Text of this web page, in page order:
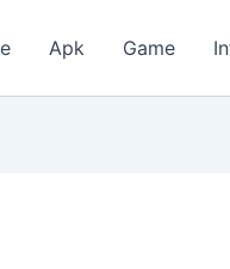
Apk Game